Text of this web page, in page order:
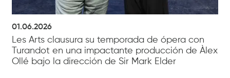
01.06.2026
Les Arts clausura su temporada de ópera con
Turandot en una impactante producción de Àlex
Ollé bajo la dirección de Sir Mark Elder